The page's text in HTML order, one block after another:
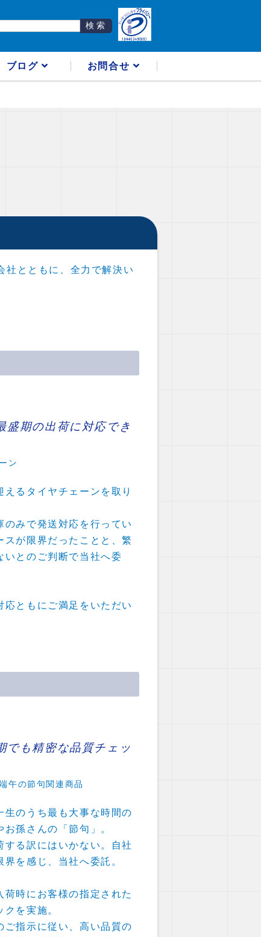
ブログ お問合せ
社とともに、全力で解決い
盛期の出荷に対応でき
ン
えるタイヤチェーンを取り
のみで発送対応を行ってい
スが限界だったことと、繁
いとのご判断で当社へ委
応ともにご満足をいただい
でも精密な品質チェッ
午の節句関連商品
生のうち最も大事な時間の
孫さんの「節句」。
する訳にはいかない。自社
を感じ、当社へ委託。
荷時にお客様の指定された
を実施。
ご指示に従い、高い品質の